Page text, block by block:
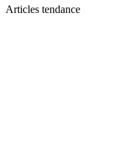
Articles tendance